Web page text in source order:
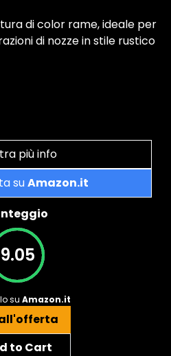
di color rame, ideale per
di nozze in stile rustico
più info
suAmazon.it
9.05
su Amazon.it
to Cart